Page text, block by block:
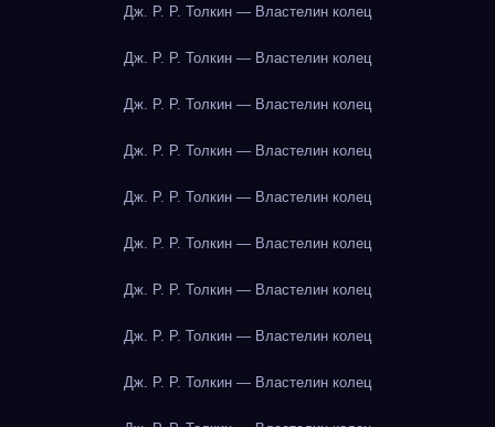
Дж. Р. Р. Толкин — Властелин колец
Дж. Р. Р. Толкин — Властелин колец
Дж. Р. Р. Толкин — Властелин колец
Дж. Р. Р. Толкин — Властелин колец
Дж. Р. Р. Толкин — Властелин колец
Дж. Р. Р. Толкин — Властелин колец
Дж. Р. Р. Толкин — Властелин колец
Дж. Р. Р. Толкин — Властелин колец
Дж. Р. Р. Толкин — Властелин колец